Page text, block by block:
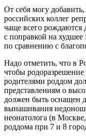
От себя могу
российских коллег
чаще всего рождаются
с поправкой на худшее
по сравнению с
Надо отметить, что в
чтобы
родителями роддом
представлениям о
должен быть оснащен
вынашивания
неонатолога (в
роддома при 7 и 8